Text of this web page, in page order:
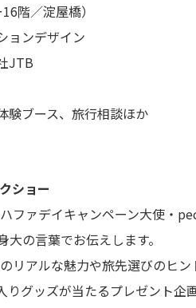
階／淀屋橋）
ョンデザイン
JTB
験ブース、旅行相談ほか
ショー
ファデイキャンペーン大使・
の言葉でお伝えします。
アルな魅力や旅先選びのヒン
グッズが当たるプレゼント企